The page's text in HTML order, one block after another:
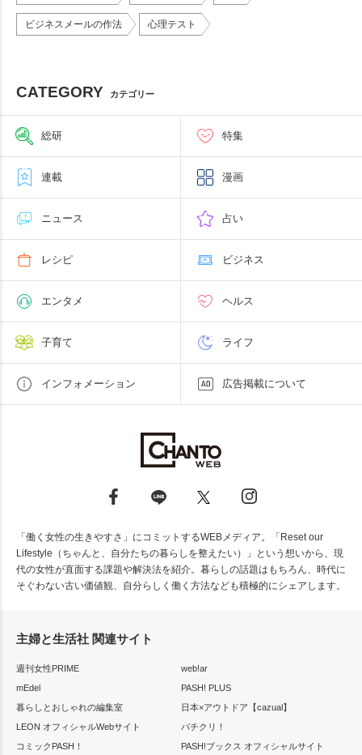
ビジネスメールの作法 心理テスト
CATEGORY カテゴリー
総研 特集
連載 漫画
ニュース 占い
レシピ ビジネス
エンタメ ヘルス
子育て ライフ
インフォメーション 広告掲載について
「働く女性の生きやすさ」にコミットするWEBメディア。「Reset our
Lifestyle（ちゃんと、自分たちの暮らしを整えたい）」という想いから、現
代の女性が直面する課題や解決法を紹介。暮らしの話題はもちろん、時代に
そぐわない古い価値観、自分らしく働く方法なども積極的にシェアします。
主婦と生活社 関連サイト
週刊女性PRIME
web!ar
mEdel
PASH! PLUS
暮らしとおしゃれの編集室
日本×アウトドア【cazual】
LEON オフィシャルWebサイト
パチクリ！
コミックPASH！
PASH!ブックス オフィシャルサイト